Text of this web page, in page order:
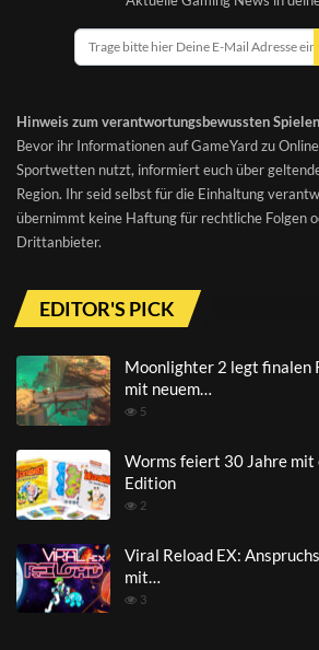
Hinweis zum verantwortungsbewussten Spielen
Bevor ihr Informationen auf GameYard zu
Sportwetten nutzt, informiert euch über
Region. Ihr seid selbst für die Einhaltung
übernimmt keine Haftung für rechtliche Folgen
Drittanbieter.
EDITOR'S PICK
Moonlighter 2 legt finalen
mit neuem…
5
Worms feiert 30 Jahre
Edition
2
Viral Reload EX:
mit…
3